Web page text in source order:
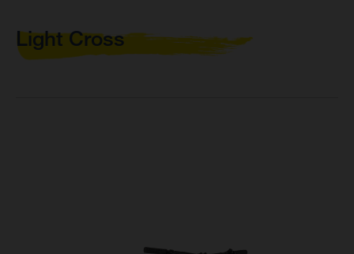
Light Cross